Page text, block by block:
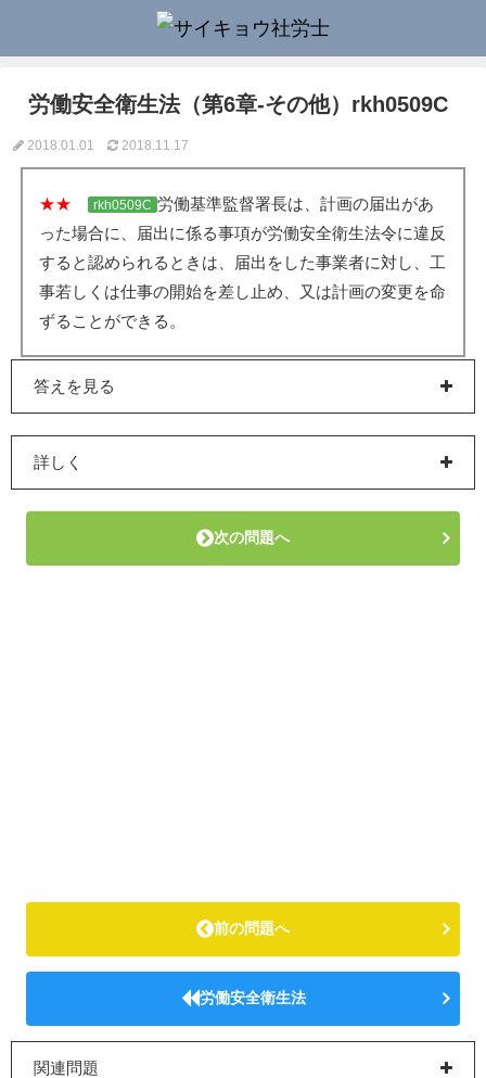
労働安全衛生法（第6章-その他）rkh0509C
2018.01.01 2018.11.17
★★ rkh0509C 労働基準監督署長は、計画の届出があ
った場合に、届出に係る事項が労働安全衛生法令に違反
すると認められるときは、届出をした事業者に対し、工
事若しくは仕事の開始を差し止め、又は計画の変更を命
ずることができる。
答えを見る
詳しく
次の問題へ
前の問題へ
労働安全衛生法
関連問題